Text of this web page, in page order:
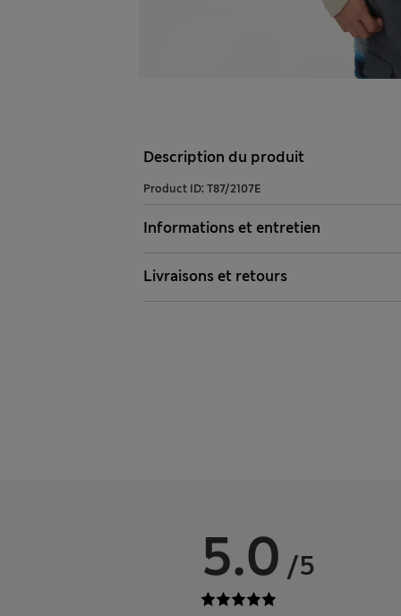
Description du produit
Product ID: T87/2107E
Informations et entretien
Livraisons et retours
5.0 /5